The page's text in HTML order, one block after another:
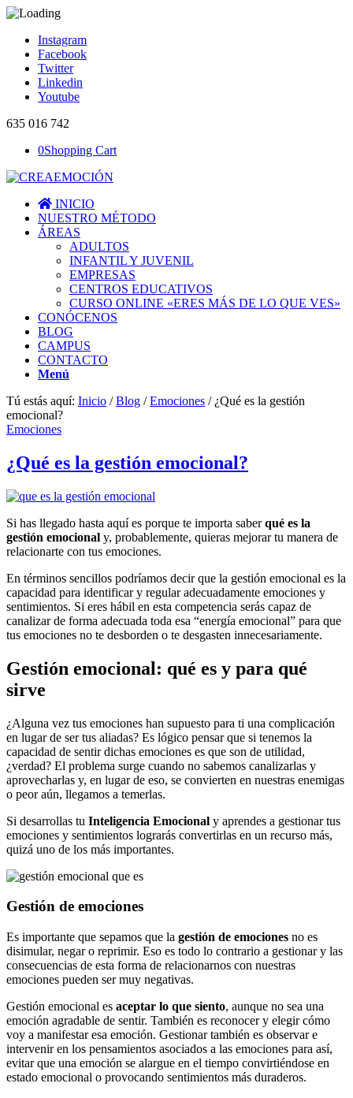
Instagram
Facebook
Twitter
Linkedin
Youtube
635 016 742
0Shopping Cart
INICIO
NUESTRO MÉTODO
ÁREAS
ADULTOS
INFANTIL Y JUVENIL
EMPRESAS
CENTROS EDUCATIVOS
CURSO ONLINE «ERES MÁS DE LO QUE VES»
CONÓCENOS
BLOG
CAMPUS
CONTACTO
Menú
Tú estás aquí: Inicio / Blog / Emociones / ¿Qué es la gestión
emocional?
Emociones
¿Qué es la gestión emocional?
Si has llegado hasta aquí es porque te importa saberqué es la
gestión emocional y, probablemente, quieras mejorar tu manera de
relacionarte con tus emociones.
En términos sencillos podríamos decir que la gestión emocional es la
capacidad para identificar y regular adecuadamente emociones y
sentimientos. Si eres hábil en esta competencia serás capaz de
canalizar de forma adecuada toda esa “energía emocional” para que
tus emociones no te desborden o te desgasten innecesariamente.
Gestión emocional: qué es y para qué
sirve
¿Alguna vez tus emociones han supuesto para ti una complicación
en lugar de ser tus aliadas? Es lógico pensar que si tenemos la
capacidad de sentir dichas emociones es que son de utilidad,
¿verdad? El problema surge cuando no sabemos canalizarlas y
aprovecharlas y, en lugar de eso, se convierten en nuestras enemigas
o peor aún, llegamos a temerlas.
Si desarrollas tu Inteligencia Emocional y aprendes a gestionar tus
emociones y sentimientos lograrás convertirlas en un recurso más,
quizá uno de los más importantes.
Gestión de emociones
Es importante que sepamos que la gestión de emociones no es
disimular, negar o reprimir. Eso es todo lo contrario a gestionar y las
consecuencias de esta forma de relacionarnos con nuestras
emociones pueden ser muy negativas.
Gestión emocional es aceptar lo que siento, aunque no sea una
emoción agradable de sentir. También es reconocer y elegir cómo
voy a manifestar esa emoción. Gestionar también es observar e
intervenir en los pensamientos asociados a las emociones para así,
evitar que una emoción se alargue en el tiempo convirtiéndose en
estado emocional o provocando sentimientos más duraderos.